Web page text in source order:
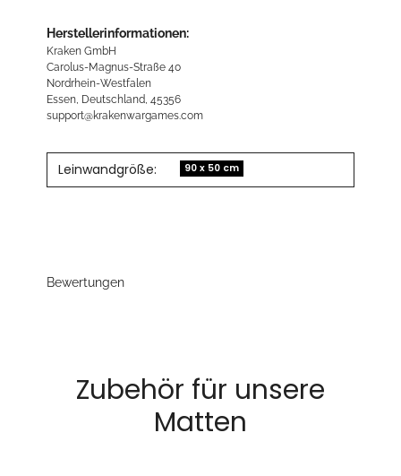
Herstellerinformationen:
Kraken GmbH
Carolus-Magnus-Straße 40
Nordrhein-Westfalen
Essen, Deutschland, 45356
support@krakenwargames.com
Leinwandgröße: 90 x 50 cm
Bewertungen
Zubehör für unsere
Matten